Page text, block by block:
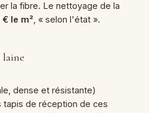
la fibre. Le nettoyage de la
€ le m² , « selon l'état ».
laine
dense et résistante)
tapis de réception de ces